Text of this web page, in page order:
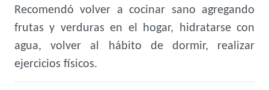
Recomendó volver a cocinar sano agregando
frutas y verduras en el hogar, hidratarse con
agua, volver al hábito de dormir, realizar
ejercicios físicos.